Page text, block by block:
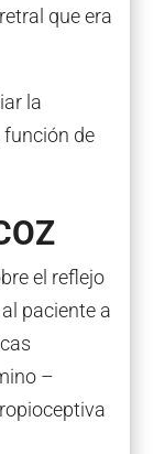
que era
la
de
el reflejo
paciente a
–